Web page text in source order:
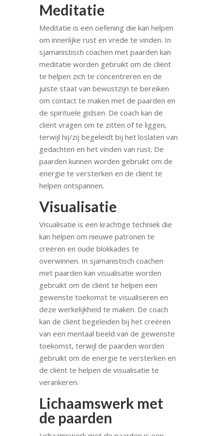
Meditatie
Meditatie is een oefening die kan helpen
om innerlijke rust en vrede te vinden. In
sjamanistisch coachen met paarden kan
meditatie worden gebruikt om de cliënt
te helpen zich te concentreren en de
juiste staat van bewustzijn te bereiken
om contact te maken met de paarden en
de spirituele gidsen. De coach kan de
cliënt vragen om te zitten of te liggen,
terwijl hij/zij begeleidt bij het loslaten van
gedachten en het vinden van rust. De
paarden kunnen worden gebruikt om de
energie te versterken en de cliënt te
helpen ontspannen.
Visualisatie
Visualisatie is een krachtige techniek die
kan helpen om nieuwe patronen te
creëren en oude blokkades te
overwinnen. In sjamanistisch coachen
met paarden kan visualisatie worden
gebruikt om de cliënt te helpen een
gewenste toekomst te visualiseren en
deze werkelijkheid te maken. De coach
kan de cliënt begeleiden bij het creëren
van een mentaal beeld van de gewenste
toekomst, terwijl de paarden worden
gebruikt om de energie te versterken en
de cliënt te helpen de visualisatie te
verankeren.
Lichaamswerk met
de paarden